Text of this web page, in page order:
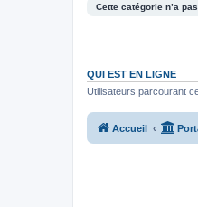
Cette catégorie n’a
QUI EST EN LIGNE
Utilisateurs parcourant
Accueil